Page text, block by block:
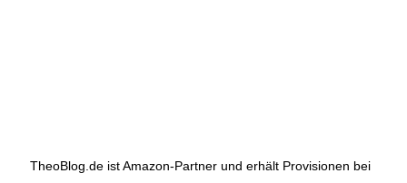
TheoBlog.de ist Amazon-Partner und erhält Provisionen bei